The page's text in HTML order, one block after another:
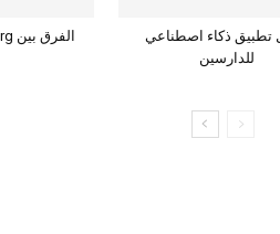
الفرق بين atlas.org وchatgpt
تطبيق ذكاء اصطناعي
للدارسين